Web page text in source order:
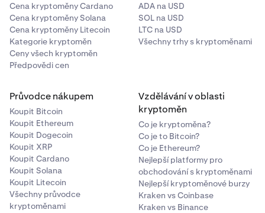
Cena kryptoměny Cardano
Cena kryptoměny Solana
Cena kryptoměny Litecoin
Kategorie kryptoměn
Ceny všech kryptoměn
Předpovědi cen
ADA na USD
SOL na USD
LTC na USD
Všechny trhy s kryptoměnami
Průvodce nákupem
Koupit Bitcoin
Koupit Ethereum
Koupit Dogecoin
Koupit XRP
Koupit Cardano
Koupit Solana
Koupit Litecoin
Všechny průvodce
kryptoměnami
Vzdělávání v oblasti
kryptoměn
Co je kryptoměna?
Co je to Bitcoin?
Co je Ethereum?
Nejlepší platformy pro
obchodování s kryptoměnami
Nejlepší kryptoměnové burzy
Kraken vs Coinbase
Kraken vs Binance